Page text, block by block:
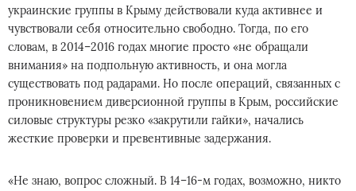
украинские группы в Крыму действовали куда активнее и
чувствовали себя относительно свободно. Тогда, по его
словам, в 2014–2016 годах многие просто «не обращали
внимания» на подпольную активность, и она могла
существовать под радарами. Но после операций, связанных с
проникновением диверсионной группы в Крым, российские
силовые структуры резко «закрутили гайки», начались
жесткие проверки и превентивные задержания.
«Не знаю, вопрос сложный. В 14–16-м годах, возможно, никто